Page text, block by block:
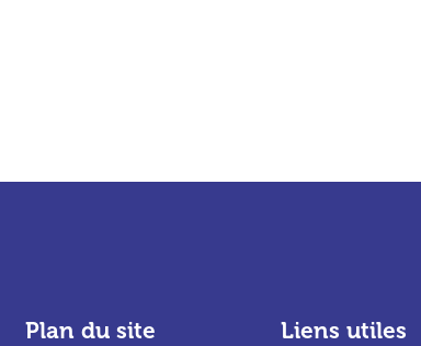
Plan du site Liens utiles